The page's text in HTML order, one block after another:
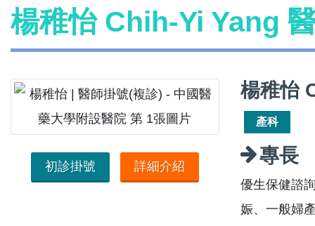
楊稚怡 Chih-Yi Yang
初診掛號 詳細介紹
楊稚怡
產科
專長
優生保健諮
娠、一般婦